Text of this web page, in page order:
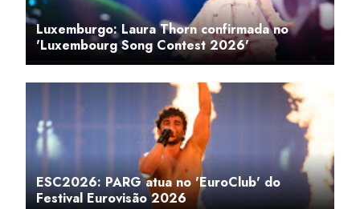
Luxemburgo: Laura Thorn confirmada no
'Luxembourg Song Contest 2026'
ESC2026: PARG atua no 'EuroClub' do
Festival Eurovisão 2026